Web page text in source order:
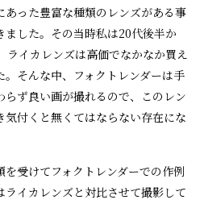
った豊富な種類のレンズがある事
ました。その当時私は20代後半か
ライカレンズは高価でなかなか買え
そんな中、フォクトレンダーは手
らず良い画が撮れるので、このレン
付くと無くてはならない存在にな
受けてフォクトレンダーでの作例
イカレンズと対比させて撮影して